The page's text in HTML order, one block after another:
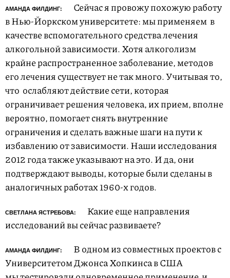
АМАНДА ФИЛДИНГ:
Сейчас я провожу похожую работу
в Нью-Йоркском университете: мы применяем в
качестве вспомогательного средства лечения
алкогольной зависимости. Хотя алкоголизм
крайне распространенное заболевание, методов
его лечения существует не так много. Учитывая то,
что ослабляют действие сети, которая
ограничивает решения человека, их прием, вполне
вероятно, помогает снять внутренние
ограничения и сделать важные шаги на пути к
избавлению от зависимости. Наши исследования
2012 года также указывают на это. И да, они
подтверждают выводы, которые были сделаны в
аналогичных работах 1960-х годов.
СВЕТЛАНА ЯСТРЕБОВА:
Какие еще направления
исследований вы сейчас развиваете?
АМАНДА ФИЛДИНГ:
В одном из совместных проектов с
Университетом Джонса Хопкинса в США